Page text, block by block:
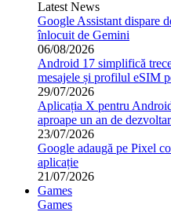
Latest News
Google Assistant dispare
înlocuit de Gemini
06/08/2026
Android 17 simplifică
mesajele și profilul eSIM
29/07/2026
Aplicația X pentru
aproape un an de
23/07/2026
Google adaugă pe Pixel
aplicație
21/07/2026
Games
Games